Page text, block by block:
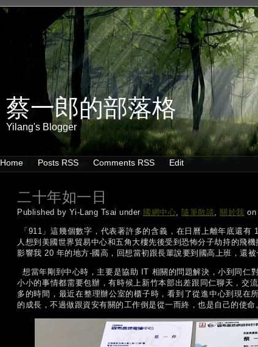
蔡一郎的部落格
Yilang's Blogger
Home Posts RSS Comments RSS Edit
二十年如一日
Published by Yi-Lang Tsai under 國網中心, 隨筆散談, 關於我 on
「911」這幾個數字，代表著許多的含義，在日曆上離年底還
人想到美國世界貿易中心和五角大樓先後受到恐怖分子劫持的飛
影響我 20 年的地方-國高，回想當初跟長輩說要到國高上班，還
想當年剛到中心時，主要是協助 IT 相關的問題解決，小到同仁
小小的事情都需要包辦，有時候上新竹本部出差跟同仁聊天，交
多的時間，最近在整理辦公室的櫃子時，看到了從進中心到現在
的成長，不過做跟資安有關的工作倒是從一而終，也是自己的使命